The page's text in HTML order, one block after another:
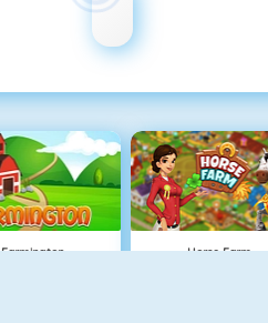
Farmington Horse Farm